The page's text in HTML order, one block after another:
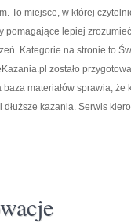
To miejsce, w której
pomagające lepiej
Kategorie na stronie to
zostało
materiałów sprawia,
kazania. Serwis